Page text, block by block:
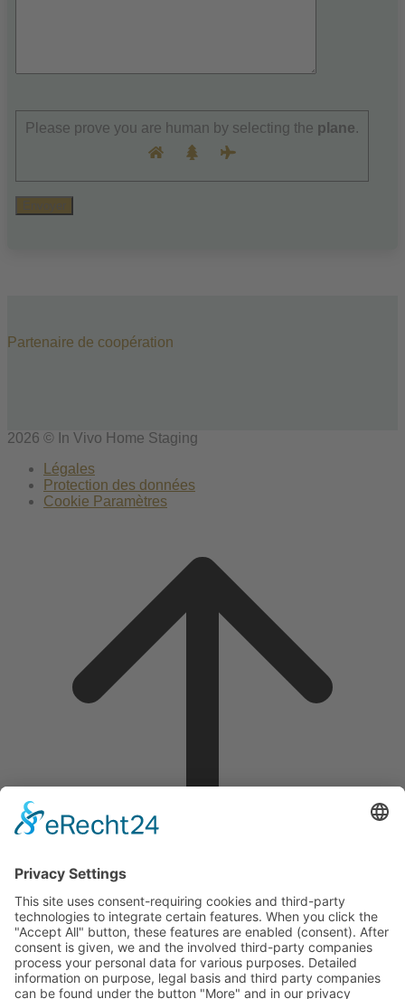
this
Please prove you are human by selecting the plane.
Partenaire de coopération
2026 © In Vivo Home Staging
Légales
Protection des données
Cookie Paramètres
A propos de moi
Staging
Agent immobilier